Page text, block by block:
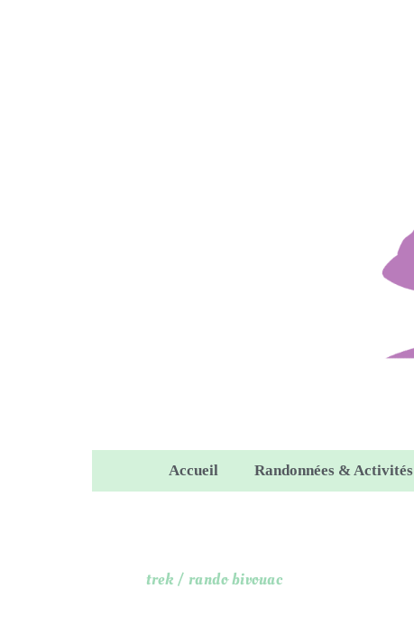
Accueil Randonnées & Activités
trek / rando bivouac